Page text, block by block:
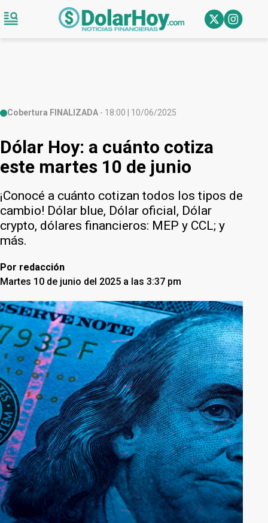
Cobertura FINALIZADA - 18:00 | 10/06/2025
Dólar Hoy: a cuánto cotiza
este martes 10 de junio
¡Conocé a cuánto cotizan todos los tipos de
cambio! Dólar blue, Dólar oficial, Dólar
crypto, dólares financieros: MEP y CCL; y
más.
Por redacción
Martes 10 de junio del 2025 a las 3:37 pm